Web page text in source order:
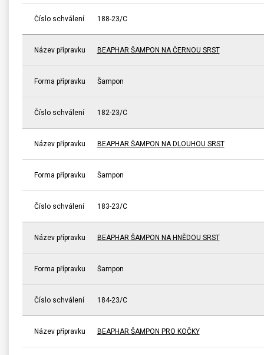
Číslo schválení 188-23/C
Název přípravku BEAPHAR ŠAMPON NA ČERNOU SRST
Forma přípravku Šampon
Číslo schválení 182-23/C
Název přípravku BEAPHAR ŠAMPON NA DLOUHOU SRST
Forma přípravku Šampon
Číslo schválení 183-23/C
Název přípravku BEAPHAR ŠAMPON NA HNĚDOU SRST
Forma přípravku Šampon
Číslo schválení 184-23/C
Název přípravku BEAPHAR ŠAMPON PRO KOČKY